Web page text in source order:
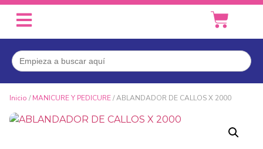
Buscar:
Inicio /MANICURE Y PEDICURE/ ABLANDADOR DE CALLOS X 2000